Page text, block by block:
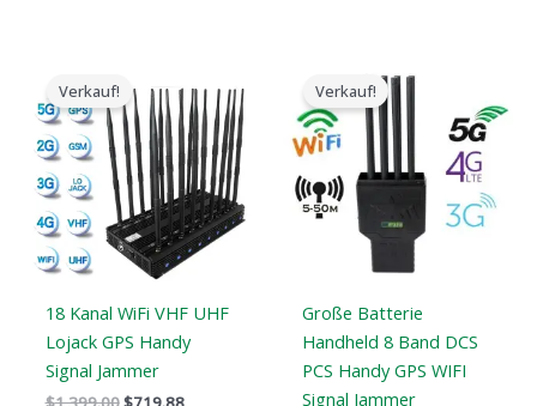
Verkauf!
18 Kanal WiFi VHF UHF
Lojack GPS Handy
Signal Jammer
Preis
war:
$1,399.00.
Preis
ist:
$719.88.
Verkauf!
Große Batterie
Handheld 8 Band DCS
PCS Handy GPS WIFI
Signal Jammer
ursprüngliche
Preis
war:
$1,199.00.
ist:
$735.99.